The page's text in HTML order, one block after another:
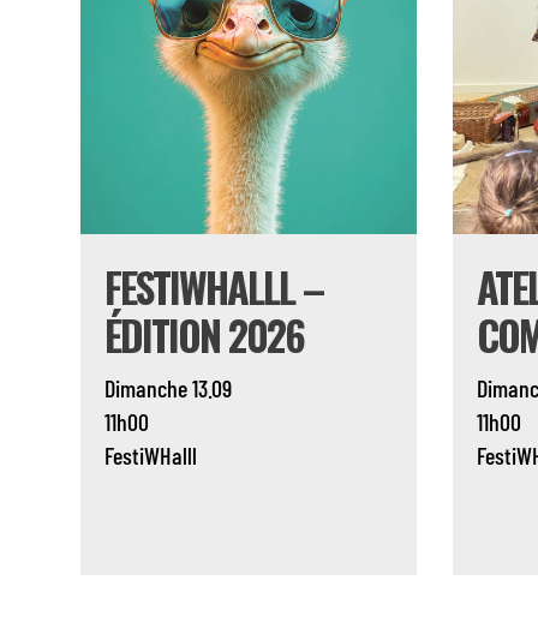
FESTIWHALLL –
ÉDITION 2026
Dimanche 13.09
11h00
FestiWHalll
11h00